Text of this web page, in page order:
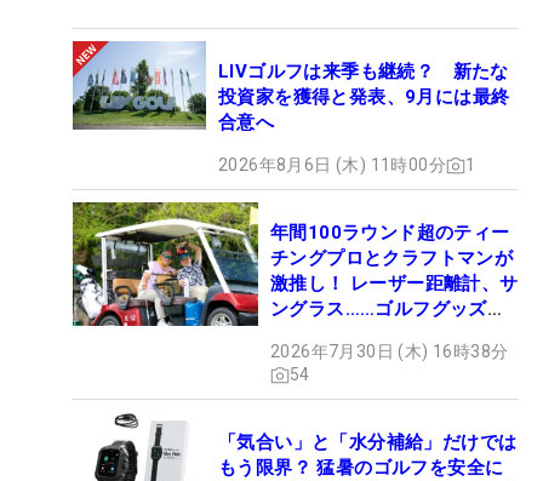
LIVゴルフは来季も継続？ 新たな
投資家を獲得と発表、9月には最終
合意へ
2026年8月6日 (木) 11時00分 1
年間100ラウンド超のティー
チングプロとクラフトマンが
激推し！ レーザー距離計、サ
ングラス……ゴルフグッズマ
2026年7月30日 (木) 16時38分
54
「気合い」と「水分補給」だけでは
もう限界？ 猛暑のゴルフを安全に